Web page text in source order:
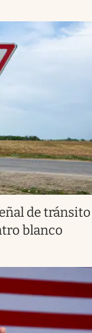
de tránsito
blanco